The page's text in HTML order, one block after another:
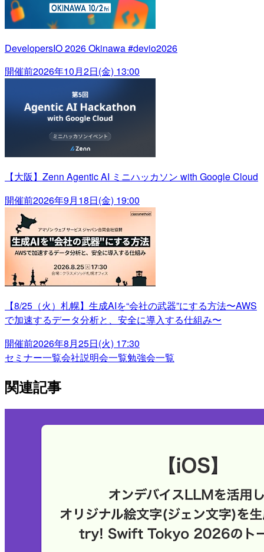
DevelopersIO 2026 Okinawa #devio2026
開催前2026年10月2日(金) 13:00
【大阪】Zenn Agentic AI ミニハッカソン with Google Cloud
開催前2026年9月18日(金) 19:00
【8/25（火）札幌】生成AIを“会社の武器”にする方法〜AWS
で加速するデータ分析と、安全に導入する仕組み〜
開催前2026年8月25日(火) 17:30
セミナー一覧会社説明会一覧勉強会一覧
関連記事